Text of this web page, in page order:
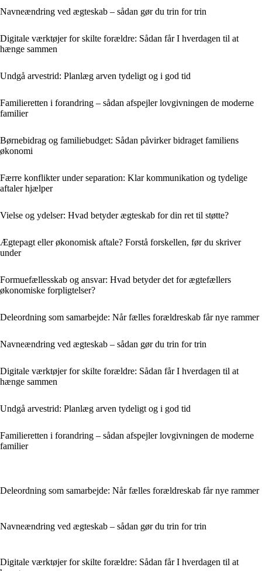
Navneændring ved ægteskab – sådan gør du trin for trin
Digitale værktøjer for skilte forældre: Sådan får I hverdagen til at
hænge sammen
Undgå arvestrid: Planlæg arven tydeligt og i god tid
Familieretten i forandring – sådan afspejler lovgivningen de moderne
familier
Børnebidrag og familiebudget: Sådan påvirker bidraget familiens
økonomi
Færre konflikter under separation: Klar kommunikation og tydelige
aftaler hjælper
Vielse og ydelser: Hvad betyder ægteskab for din ret til støtte?
Ægtepagt eller økonomisk aftale? Forstå forskellen, før du skriver
under
Formuefællesskab og ansvar: Hvad betyder det for ægtefællers
økonomiske forpligtelser?
Deleordning som samarbejde: Når fælles forældreskab får nye rammer
Navneændring ved ægteskab – sådan gør du trin for trin
Digitale værktøjer for skilte forældre: Sådan får I hverdagen til at
hænge sammen
Undgå arvestrid: Planlæg arven tydeligt og i god tid
Familieretten i forandring – sådan afspejler lovgivningen de moderne
familier
Deleordning som samarbejde: Når fælles forældreskab får nye rammer
Navneændring ved ægteskab – sådan gør du trin for trin
Digitale værktøjer for skilte forældre: Sådan får I hverdagen til at